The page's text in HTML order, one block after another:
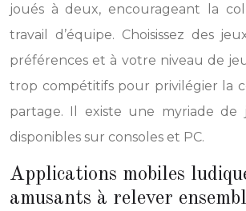
joués à deux, encourageant la
travail d’équipe. Choisissez des
préférences et à votre niveau de
trop compétitifs pour privilégier la
partage. Il existe une myriade de
disponibles sur consoles et PC.
Applications mobiles
amusants à relever